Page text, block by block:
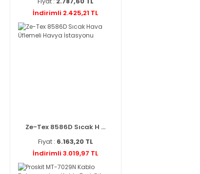
İndirimli 2.425,21 TL
Ze-Tex 8586D Sıcak H ...
Fiyat : 6.163,20 TL
İndirimli 3.019,97 TL